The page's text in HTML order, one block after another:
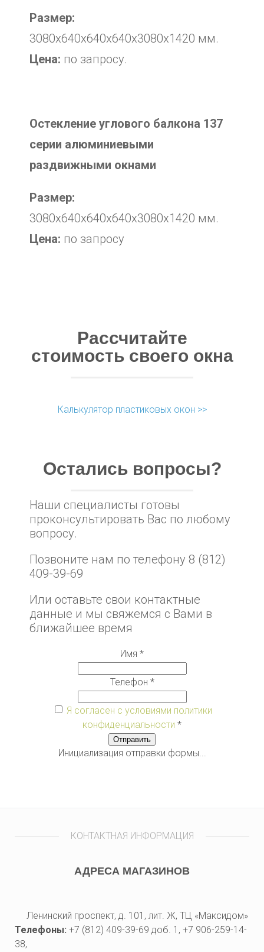
Размер:
3080х640х640х640х3080х1420 мм.
Цена: по запросу.
Остекление углового балкона 137
серии алюминиевыми
раздвижными окнами
Размер:
3080х640х640х640х3080х1420 мм.
Цена: по запросу
Рассчитайте
cтоимость своего окна
Калькулятор пластиковых окон >>
Остались вопросы?
Наши специалисты готовы
проконсультировать Вас по любому
вопросу.
Позвоните нам по телефону 8 (812)
409-39-69
Или оставьте свои контактные
данные и мы свяжемся с Вами в
ближайшее время
Имя *
Телефон *
Я согласен с условиями политики
конфиденциальности *
Отправить
Инициализация отправки формы...
КОНТАКТНАЯ ИНФОРМАЦИЯ
АДРЕСА МАГАЗИНОВ
Ленинский проспект, д. 101, лит. Ж, ТЦ «Максидом»
Телефоны: +7 (812) 409-39-69 доб. 1, +7 906-259-14-
38,